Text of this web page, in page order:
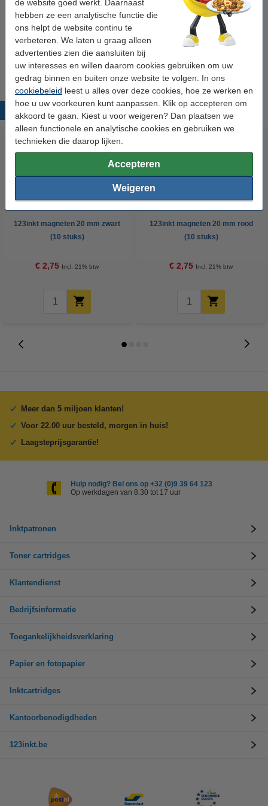
de website goed werkt. Daarnaast
hebben ze een analytische functie die
ons helpt de website continu te
verbeteren. We laten u graag alleen
advertenties zien die aansluiten bij
uw interesses en willen daarom cookies gebruiken om uw
gedrag binnen en buiten onze website te volgen. In ons
cookiebeleid leest u alles over deze cookies, hoe ze werken en
hoe u uw voorkeuren kunt aanpassen. Klik op accepteren om
akkoord te gaan. Kiest u voor weigeren? Dan plaatsen we
alleen functionele en analytische cookies en gebruiken we
technieken die daarop lijken.
Accepteren
Weigeren
Winstpakker!
Aanbieding: 3x 123inkt magneten 20 mm blauw
(10 stuks)
Populaire producten
123inkt magneten 20 mm zwart
(10 stuks)
€ 2,75 Incl. 21% btw
123inkt magneten 20 mm rood
(10 stuks)
€ 2,75 Incl. 21% btw
Meer dan 5 miljoen klanten!
Voor 22.00 uur besteld, morgen in huis!
Laagsteprijsgarantie!
Hulp nodig? Bel ons op +32 (0)9 39 64 123
Op werkdagen van 8.30 tot 17 uur
Inktpatronen
Toner cartridges
Klantendienst
Bedrijfsinformatie
Toegankelijkheidsverklaring
Papier en fotopapier
Inktcartridges
Kantoorbenodigdheden
123inkt.be